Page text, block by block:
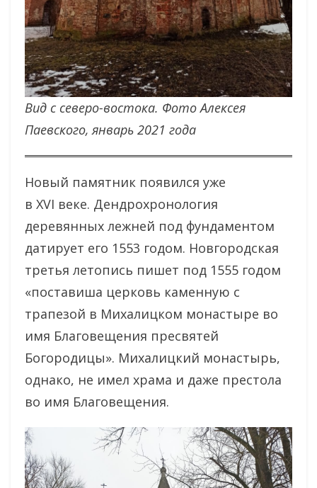
Вид с северо-востока. Фото Алексея
Паевского, январь 2021 года
Новый памятник появился уже
в XVI веке. Дендрохронология
деревянных лежней под фундаментом
датирует его 1553 годом. Новгородская
третья летопись пишет под 1555 годом
«поставиша церковь каменную с
трапезой в Михалицком монастыре во
имя Благовещения пресвятей
Богородицы». Михалицкий монастырь,
однако, не имел храма и даже престола
во имя Благовещения.